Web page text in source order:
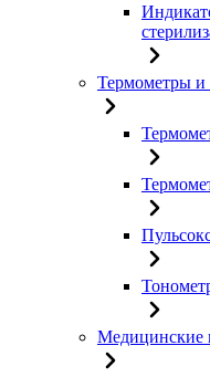
Термометры и
Медицинские